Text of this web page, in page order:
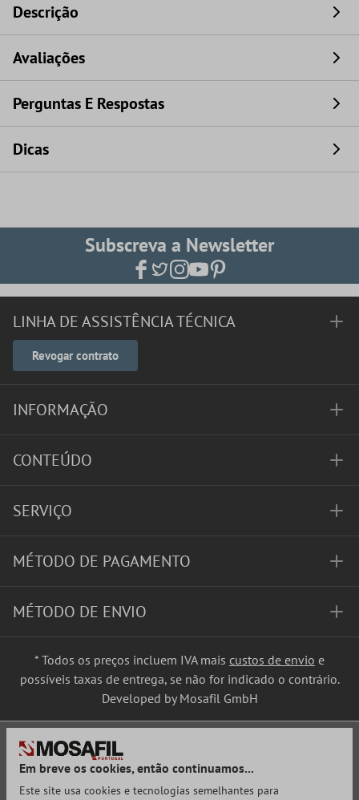
Descrição
Avaliações
Perguntas E Respostas
Dicas
Subscreva a Newsletter
LINHA DE ASSISTÊNCIA TÉCNICA
Revogar contrato
INFORMAÇÃO
CONTEÚDO
SERVIÇO
MÉTODO DE PAGAMENTO
MÉTODO DE ENVIO
* Todos os preços incluem IVA mais custos de envio e
possíveis taxas de entrega, se não for indicado o contrário.
Developed by Mosafil GmbH
Em breve os cookies, então continuamos...
Este site usa cookies e tecnologias semelhantes para